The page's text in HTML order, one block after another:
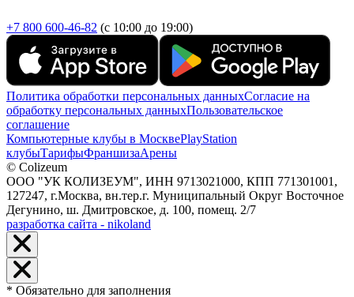
+7 800 600-46-82 (с 10:00 до 19:00)
Политика обработки персональных данныхСогласие на
обработку персональных данныхПользовательское
соглашение
Компьютерные клубы в МосквеPlayStation
клубыТарифыФраншизаАрены
© Colizeum
ООО "УК КОЛИЗЕУМ", ИНН 9713021000, КПП 771301001,
127247, г.Москва, вн.тер.г. Муниципальный Округ Восточное
Дегунино, ш. Дмитровское, д. 100, помещ. 2/7
разработка сайта - nikoland
* Обязательно для заполнения